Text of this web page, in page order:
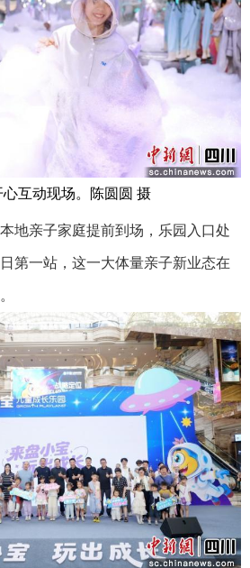
互动现场。陈圆圆 摄
亲子家庭提前到场，乐园入口处
第一站，这一大体量亲子新业态在